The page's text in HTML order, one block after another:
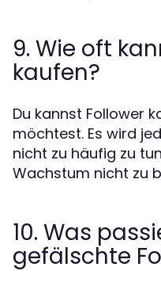
9. Wie oft
kaufen?
Du kannst Follower
möchtest. Es wird
nicht zu häufig zu
Wachstum nicht zu
10. Was
gefälschte